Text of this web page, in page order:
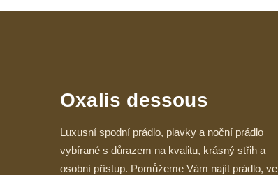
Oxalis dessous
Luxusní spodní prádlo, plavky a noční prádlo
vybírané s důrazem na kvalitu, krásný střih a
osobní přístup. Pomůžeme Vám najít prádlo, ve